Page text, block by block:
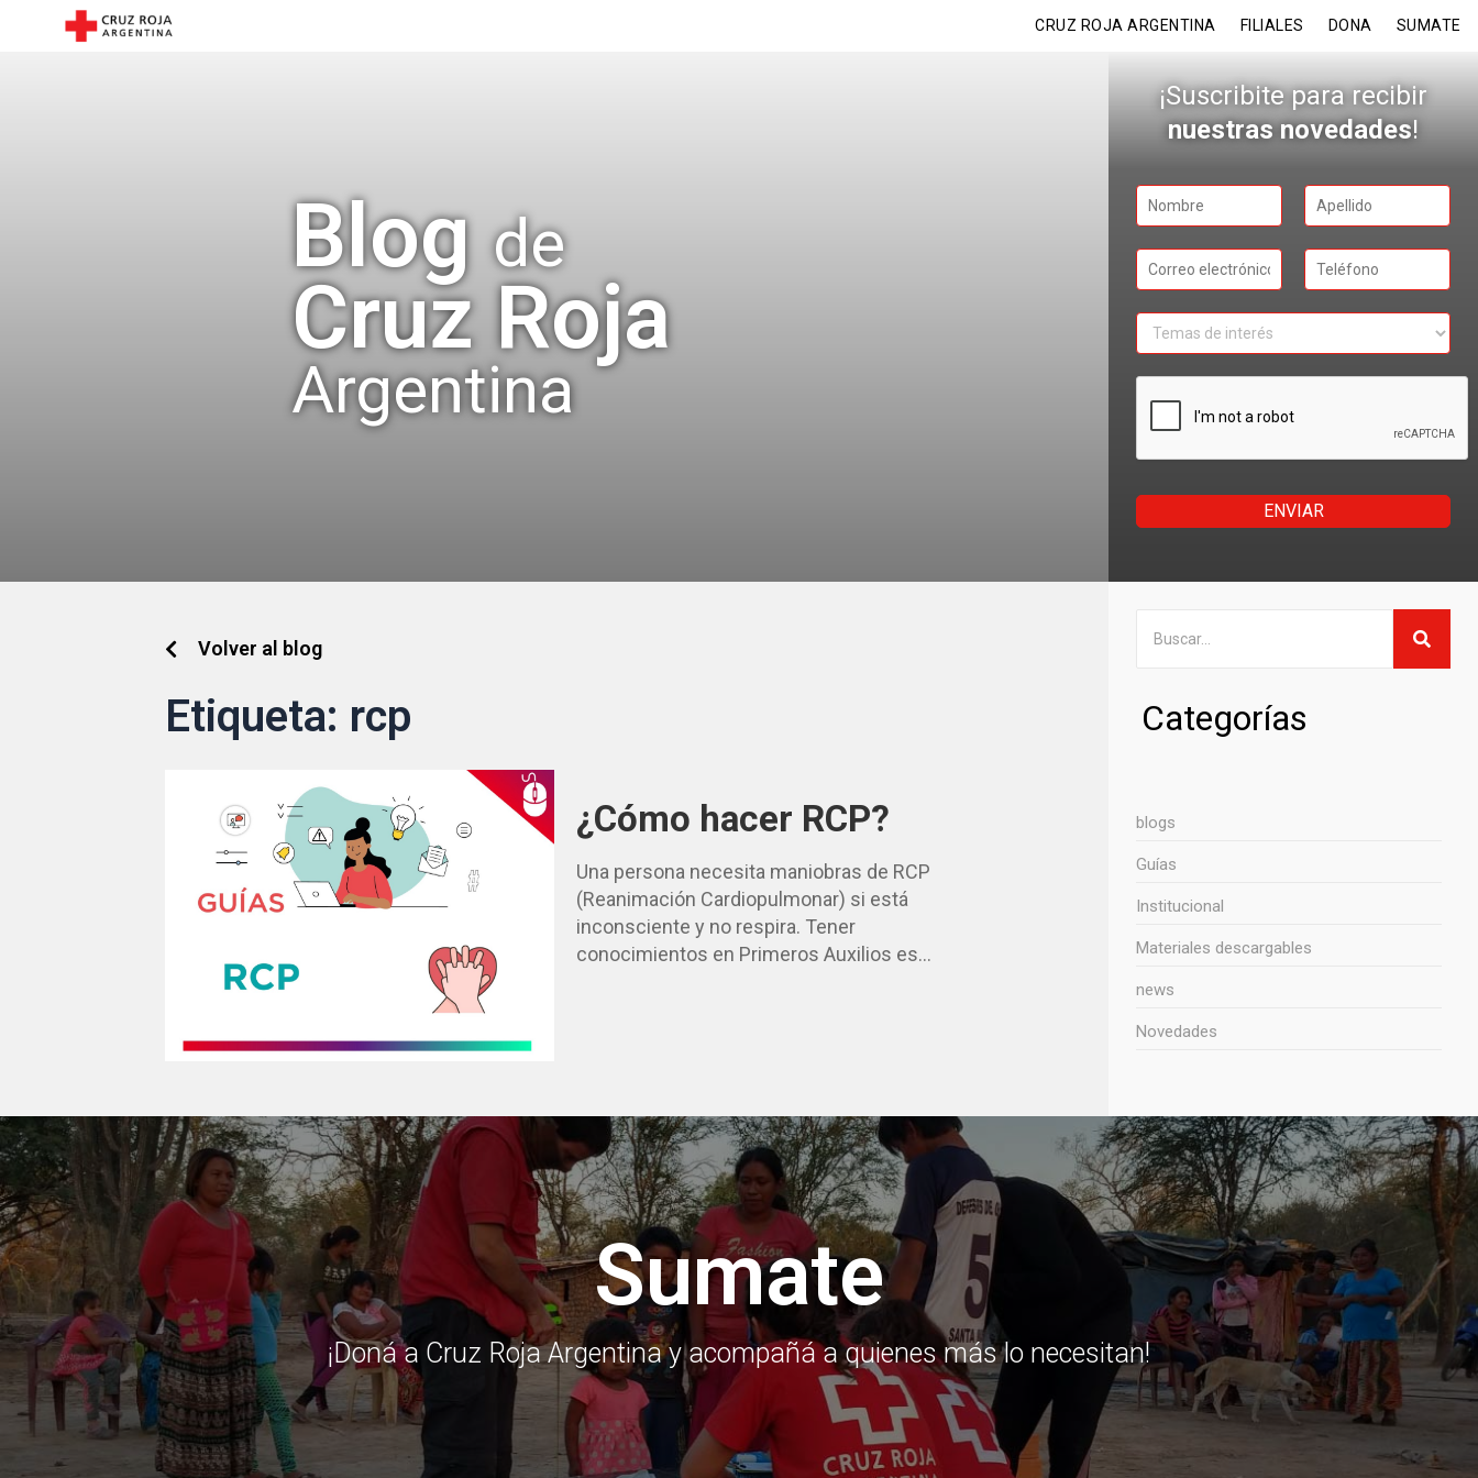
CRUZ ROJA ARGENTINA FILIALES DONA SUMATE
Blogde
Cruz Roja
Argentina
¡Suscribite para recibir
nuestras novedades!
ENVIAR
Volver al blog
Etiqueta: rcp
¿Cómo hacer RCP?
Una persona necesita maniobras de RCP
(Reanimación Cardiopulmonar) si está
inconsciente y no respira. Tener
conocimientos en Primeros Auxilios es…
Categorías
blogs
Guías
Institucional
Materiales descargables
news
Novedades
Sumate
¡Doná a Cruz Roja Argentina y acompañá a quienes más lo necesitan!